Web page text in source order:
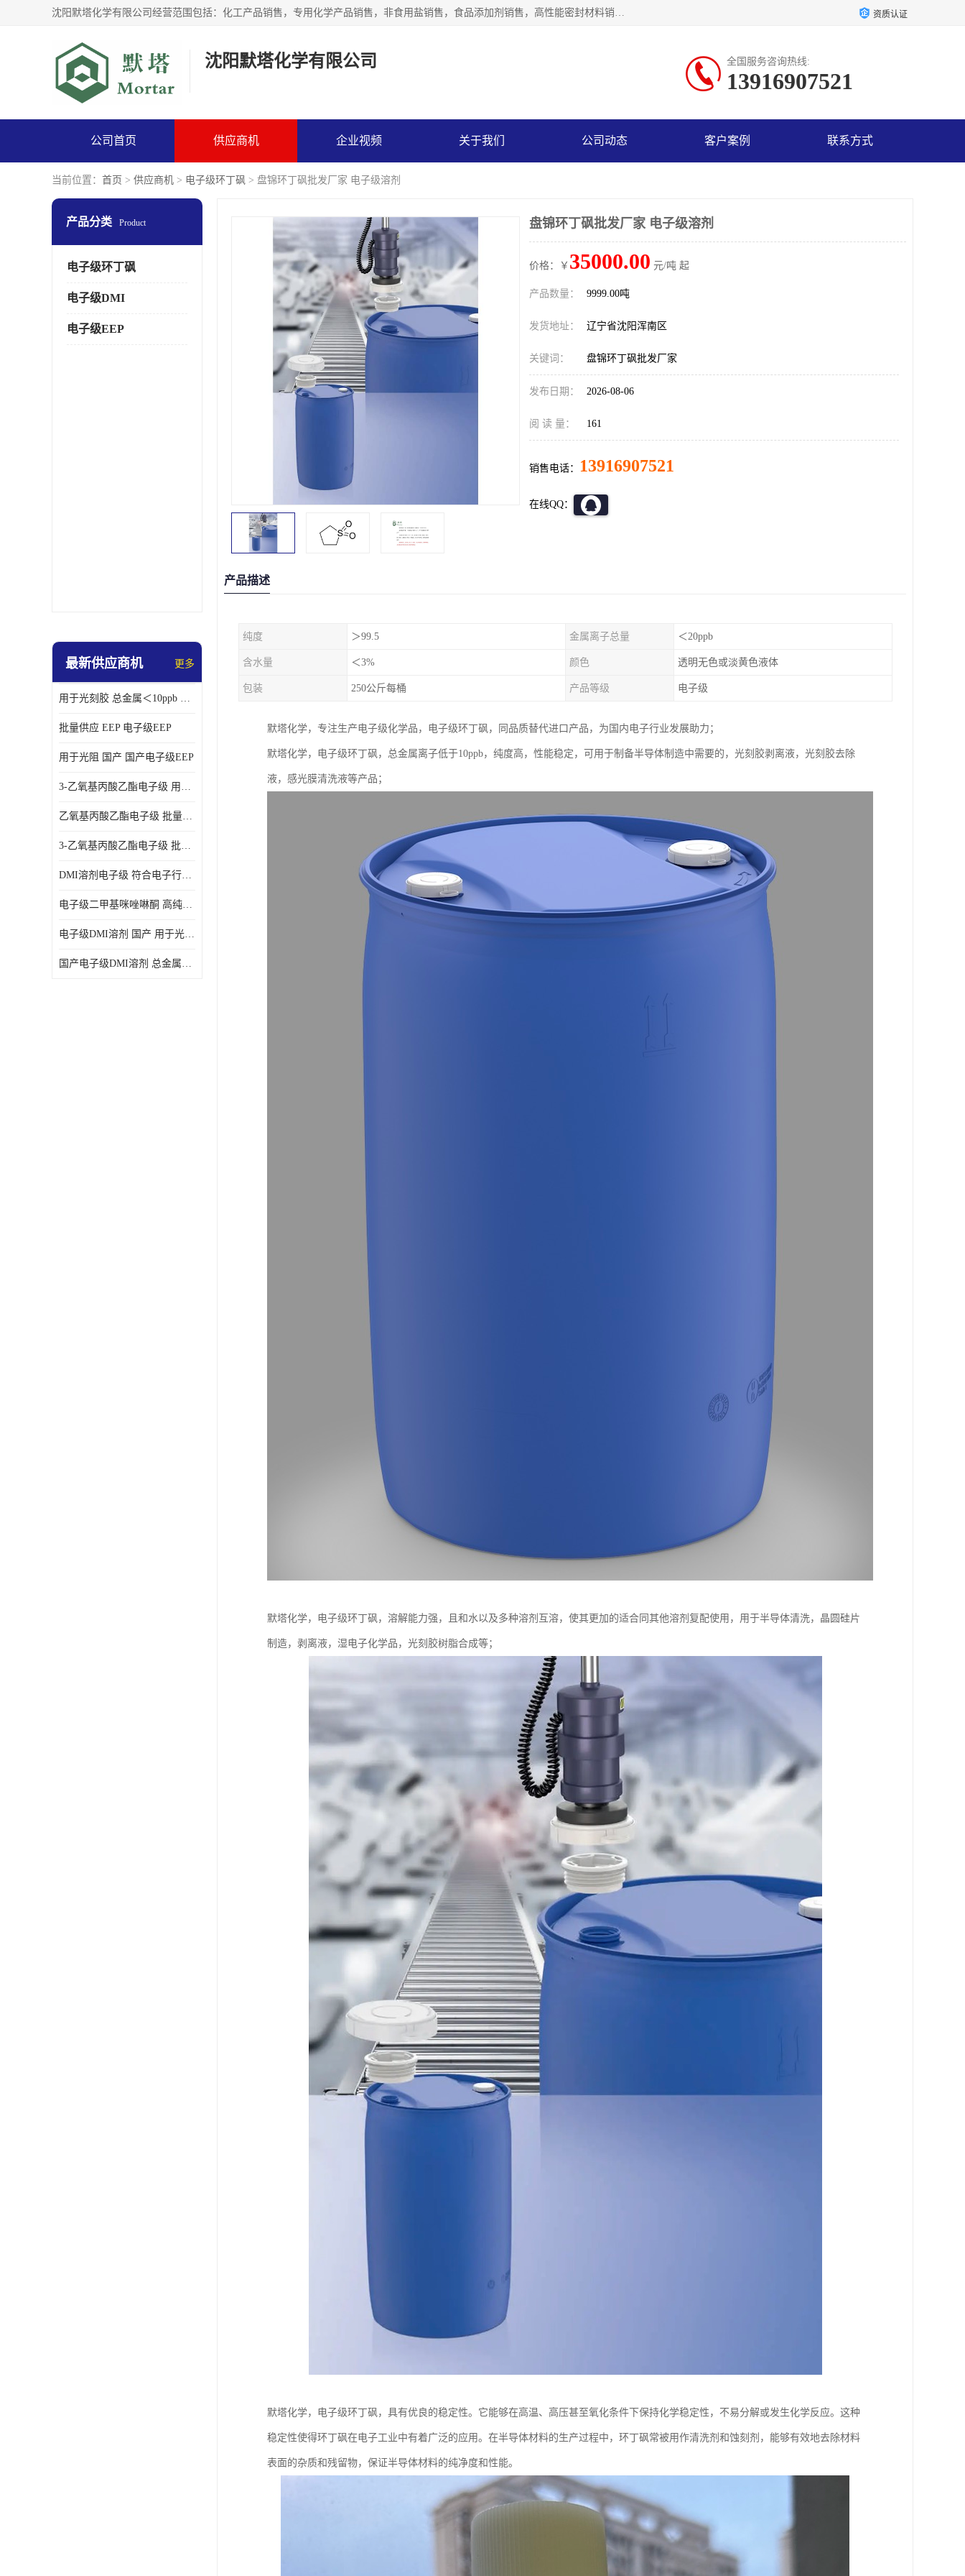
沈阳默塔化学有限公司经营范围包括：化工产品销售，专用化学产品销售，非食用盐销售，食品添加剂销售，高性能密封材料销售，涂料销售，合成材料销售，工程塑料及合成树脂销售等；主要产品有高纯电子级环丁砜，总金属离子可控制在ppb级别、纯度高、颜色浅、耐高温分解时间长，特别适合于半导体制造，硅片晶圆制造，清洗湿电子化学品，锂电池电解液，电子油墨，特种材料等高端行业；也适用于医药合成。 资质认证
沈阳默塔化学有限公司 全国服务咨询热线:
13916907521
公司首页 供应商机 企业视频 关于我们 公司动态 客户案例 联系方式
当前位置： 首页 > 供应商机 > 电子级环丁砜 > 盘锦环丁砜批发厂家 电子级溶剂
产品分类 Product
电子级环丁砜
电子级DMI
电子级EEP
最新供应商机 更多
用于光刻胶 总金属＜10ppb 电子级EEP溶剂
批量供应 EEP 电子级EEP
用于光阻 国产 国产电子级EEP
3-乙氧基丙酸乙酯电子级 用于剥离液 国产
乙氧基丙酸乙酯电子级 批量供应 电子级
3-乙氧基丙酸乙酯电子级 批量供应
DMI溶剂电子级 符合电子行业要求
电子级二甲基咪唑啉酮 高纯度 用于光阻
电子级DMI溶剂 国产 用于光刻胶
国产电子级DMI溶剂 总金属小于20ppb 用于半导体清洗
盘锦环丁砜批发厂家 电子级溶剂
价格：￥ 35000.00 元/吨 起
产品数量： 9999.00吨
发货地址： 辽宁省沈阳浑南区
关键词： 盘锦环丁砜批发厂家
发布日期： 2026-08-06
阅 读 量： 161
销售电话： 13916907521
在线QQ：
产品描述
纯度 ＞99.5 金属离子总量 ＜20ppb
含水量 ＜3% 颜色 透明无色或淡黄色液体
包装 250公斤每桶 产品等级 电子级
默塔化学，专注生产电子级化学品，电子级环丁砜，同品质替代进口产品，为国内电子行业发展助力；
默塔化学，电子级环丁砜，总金属离子低于10ppb，纯度高，性能稳定，可用于制备半导体制造中需要的，光刻胶剥离液，光刻胶去除
液，感光膜清洗液等产品；
默塔化学，电子级环丁砜，溶解能力强，且和水以及多种溶剂互溶，使其更加的适合同其他溶剂复配使用，用于半导体清洗，晶圆硅片
制造，剥离液，湿电子化学品，光刻胶树脂合成等；
默塔化学，电子级环丁砜，具有优良的稳定性。它能够在高温、高压甚至氧化条件下保持化学稳定性，不易分解或发生化学反应。这种
稳定性使得环丁砜在电子工业中有着广泛的应用。在半导体材料的生产过程中，环丁砜常被用作清洗剂和蚀刻剂，能够有效地去除材料
表面的杂质和残留物，保证半导体材料的纯净度和性能。